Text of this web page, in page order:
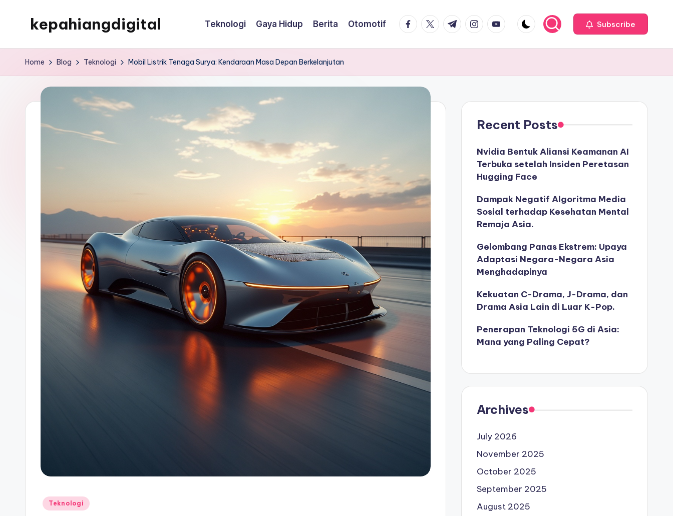
kepahiangdigital Teknologi Gaya Hidup Berita Otomotif facebook.com
twitter.com
t.me instagram.com
youtube.com Subscribe
Home Blog Teknologi Mobil Listrik Tenaga Surya: Kendaraan Masa Depan Berkelanjutan
Posted
Teknologi
Recent Posts
Nvidia Bentuk Aliansi Keamanan AI
Terbuka setelah Insiden Peretasan
Hugging Face
Dampak Negatif Algoritma Media
Sosial terhadap Kesehatan Mental
Remaja Asia.
Gelombang Panas Ekstrem: Upaya
Adaptasi Negara-Negara Asia
Menghadapinya
Kekuatan C-Drama, J-Drama, dan
Drama Asia Lain di Luar K-Pop.
Penerapan Teknologi 5G di Asia:
Mana yang Paling Cepat?
Archives
July 2026
November 2025
October 2025
September 2025
August 2025